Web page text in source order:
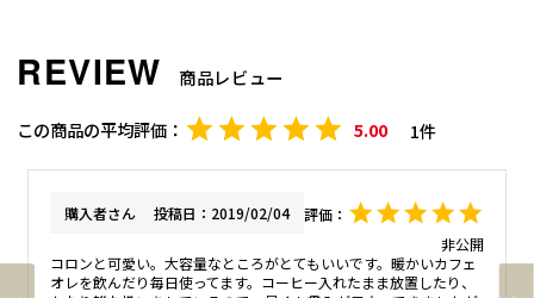
に含まれる石分が膨張して小さな突起が出
ている場合がございます。気になる場合に
は、耐水ペーパー等で研磨してご使用くだ
さい。
商品レビュー
5.00 1
購入者
非公開
投稿日 2019/02/04
コロンと可愛い。大容量なところがとてもいいです。暖かいカフェ
オレを飲んだり毎日使ってます。コーヒー入れたまま放置したり、